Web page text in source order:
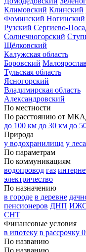
Климовский Клинский
Фоминский Ногинский
Рузский Сергиево-
Солнечногорский
Щёлковский
Калужская область
Боровский
Тульская область
Ясногорский
Владимирская область
Александровский
По местности
По расстоянию от
до 100 км до 30 км до
Природа
у водохранилища у леса
По параметрам
По коммуникациям
водопровод газ
электричество
По назначению
в городе в деревне
пенсионеров ДНП
СНТ
Финансовые условия
в ипотеку в рассрочку
По названию
По названию